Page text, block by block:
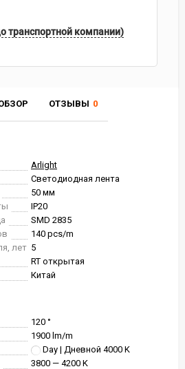
ОТЗЫВЫ 0
Arlight
Светодиодная лента
50 мм
IP20
SMD 2835
140 pcs/m
лет 5
RT открытая
Китай
120 °
1900 lm/m
Day | Дневной 4000 K
3800 — 4200 K
транспортной компании)